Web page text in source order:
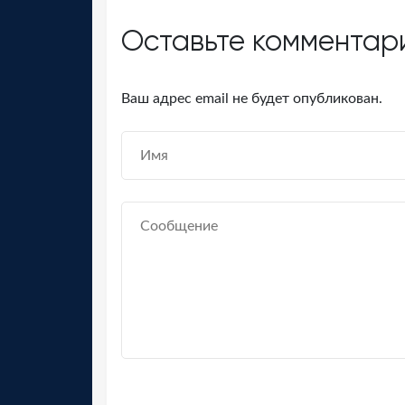
Оставьте
Ваш адрес email не будет опубликован.